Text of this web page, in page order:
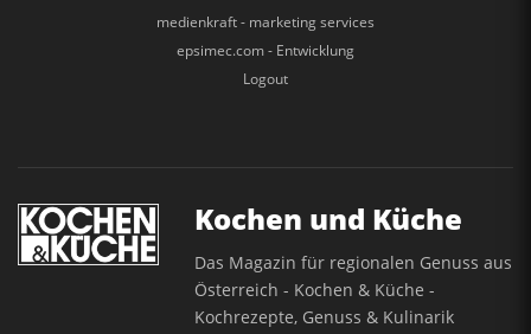
medienkraft - marketing services
epsimec.com - Entwicklung
Logout
Kochen und Küche
Das Magazin für regionalen Genuss aus
Österreich - Kochen & Küche -
Kochrezepte, Genuss & Kulinarik